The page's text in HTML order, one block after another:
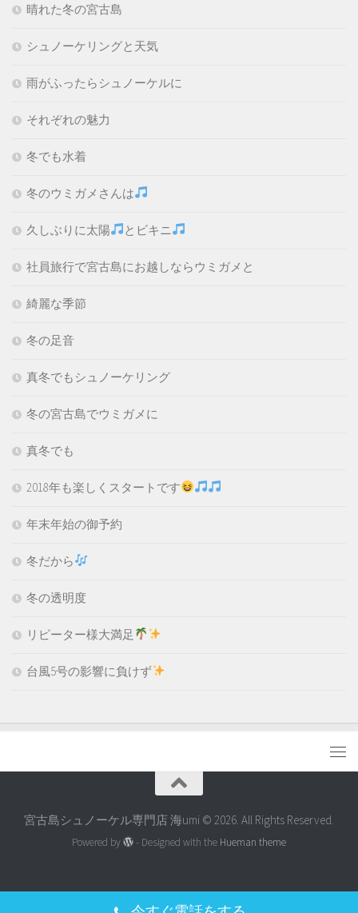
晴れた冬の宮古島
シュノーケリングと天気
雨がふったらシュノーケルに
それぞれの魅力
冬でも水着
冬のウミガメさんは
久しぶりに太陽 とビキニ
社員旅行で宮古島にお越しならウミガメと
綺麗な季節
冬の足音
真冬でもシュノーケリング
冬の宮古島でウミガメに
真冬でも
2018年も楽しくスタートです
年末年始の御予約
冬だから
冬の透明度
リピーター様大満足
台風5号の影響に負けず
宮古島シュノーケル専門店 海umi © 2026. All Rights Reserved.
Powered by - Designed with the Hueman theme